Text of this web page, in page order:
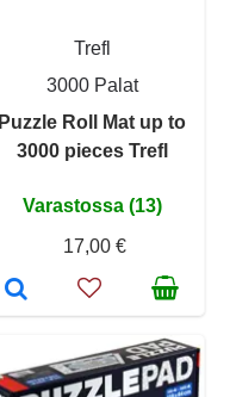
Trefl
3000 Palat
Puzzle Roll Mat up to
3000 pieces Trefl
Varastossa (13)
17,00 €